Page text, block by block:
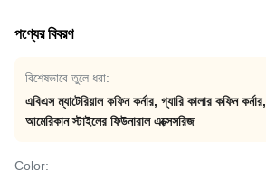
পণ্যের বিবরণ
বিশেষভাবে তুলে ধরা:
এবিএস ম্যাটেরিয়াল কফিন কর্নার, গ্যারি কালার কফিন কর্নার,
আমেরিকান স্টাইলের ফিউনারাল এক্সেসরিজ
Color: